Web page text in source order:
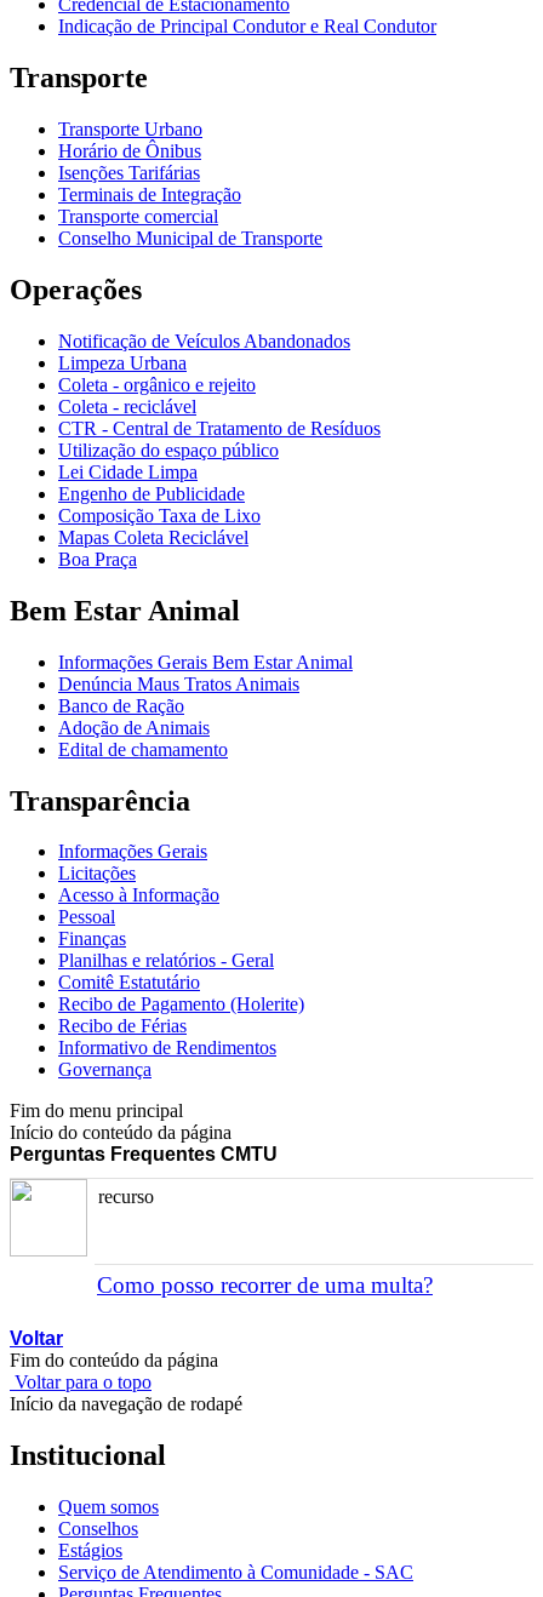
Credencial de Estacionamento
Indicação de Principal Condutor e Real Condutor
Transporte
Transporte Urbano
Horário de Ônibus
Isenções Tarifárias
Terminais de Integração
Transporte comercial
Conselho Municipal de Transporte
Operações
Notificação de Veículos Abandonados
Limpeza Urbana
Coleta - orgânico e rejeito
Coleta - reciclável
CTR - Central de Tratamento de Resíduos
Utilização do espaço público
Lei Cidade Limpa
Engenho de Publicidade
Composição Taxa de Lixo
Mapas Coleta Reciclável
Boa Praça
Bem Estar Animal
Informações Gerais Bem Estar Animal
Denúncia Maus Tratos Animais
Banco de Ração
Adoção de Animais
Edital de chamamento
Transparência
Informações Gerais
Licitações
Acesso à Informação
Pessoal
Finanças
Planilhas e relatórios - Geral
Comitê Estatutário
Recibo de Pagamento (Holerite)
Recibo de Férias
Informativo de Rendimentos
Governança
Fim do menu principal
Início do conteúdo da página
Perguntas Frequentes CMTU
recurso
Como posso recorrer de uma multa?
Voltar
Fim do conteúdo da página
Voltar para o topo
Início da navegação de rodapé
Institucional
Quem somos
Conselhos
Estágios
Serviço de Atendimento à Comunidade - SAC